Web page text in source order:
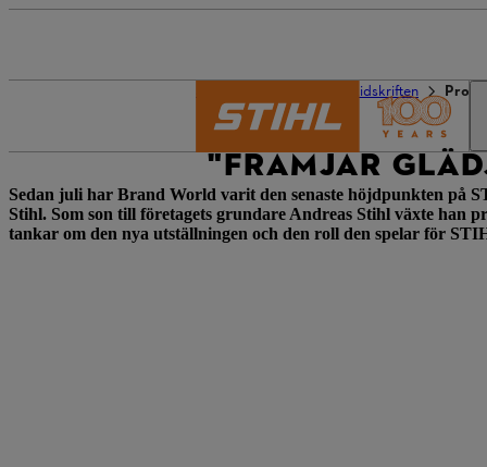
STIHL-tidskriften
"FRÄMJAR
Sedan juli har Brand World varit den senaste höjdpunkten på
Stihl. Som son till företagets grundare Andreas Stihl växte han
tankar om den nya utställningen och den roll den spelar för